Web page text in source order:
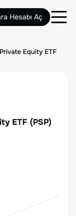
Hesabı Aç
Equity ETF
ETF (PSP)